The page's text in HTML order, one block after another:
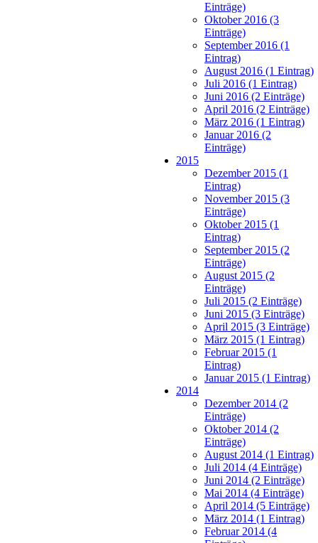
Einträge)
Oktober 2016 (3
Einträge)
September 2016 (1
Eintrag)
August 2016 (1 Eintrag)
Juli 2016 (1 Eintrag)
Juni 2016 (2 Einträge)
April 2016 (2 Einträge)
März 2016 (1 Eintrag)
Januar 2016 (2
Einträge)
2015
Dezember 2015 (1
Eintrag)
November 2015 (3
Einträge)
Oktober 2015 (1
Eintrag)
September 2015 (2
Einträge)
August 2015 (2
Einträge)
Juli 2015 (2 Einträge)
Juni 2015 (3 Einträge)
April 2015 (3 Einträge)
März 2015 (1 Eintrag)
Februar 2015 (1
Eintrag)
Januar 2015 (1 Eintrag)
2014
Dezember 2014 (2
Einträge)
Oktober 2014 (2
Einträge)
August 2014 (1 Eintrag)
Juli 2014 (4 Einträge)
Juni 2014 (2 Einträge)
Mai 2014 (4 Einträge)
April 2014 (5 Einträge)
März 2014 (1 Eintrag)
Februar 2014 (4